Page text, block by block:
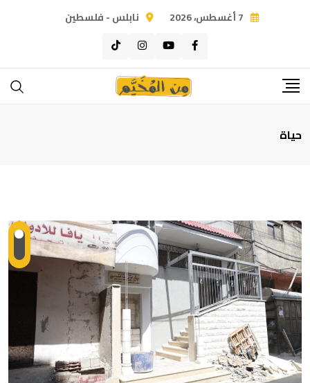
7 أغسطس، 2026 نابلس - فلسطين
حياة